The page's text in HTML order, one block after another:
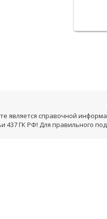
является справочной
437 ГК РФ! Для правильного